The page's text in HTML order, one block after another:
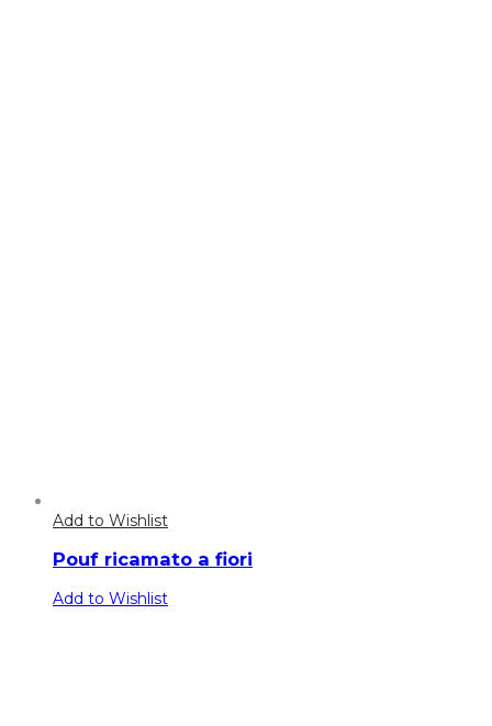
Add to Wishlist
Pouf ricamato a fiori
Add to Wishlist